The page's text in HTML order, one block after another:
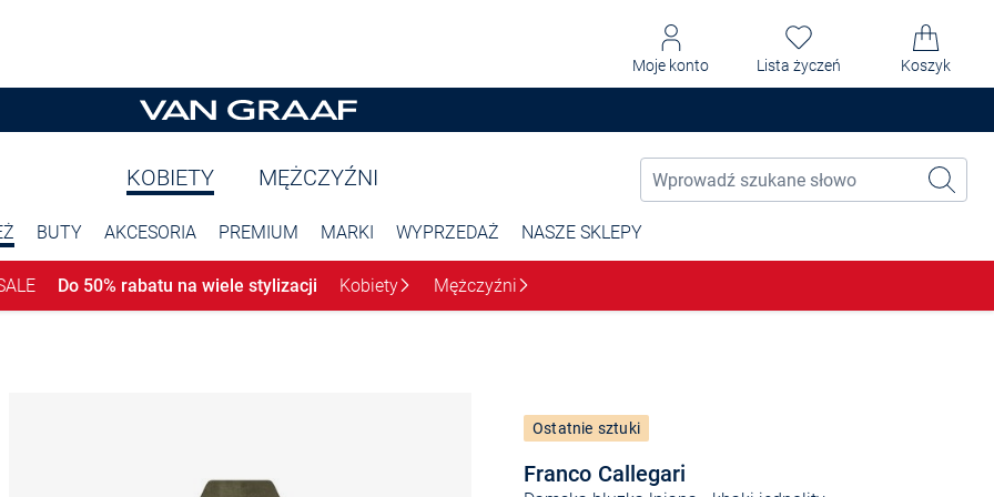
Moje konto Lista życzeń Koszyk
KOBIETY MĘŻCZYŹNI
BUTY AKCESORIA PREMIUM MARKI WYPRZEDAŻ NASZE SKLEPY
Do 50% rabatu na wiele stylizacji Kobiety Mężczyźni
Franco Callegari
Ostatnie sztuki